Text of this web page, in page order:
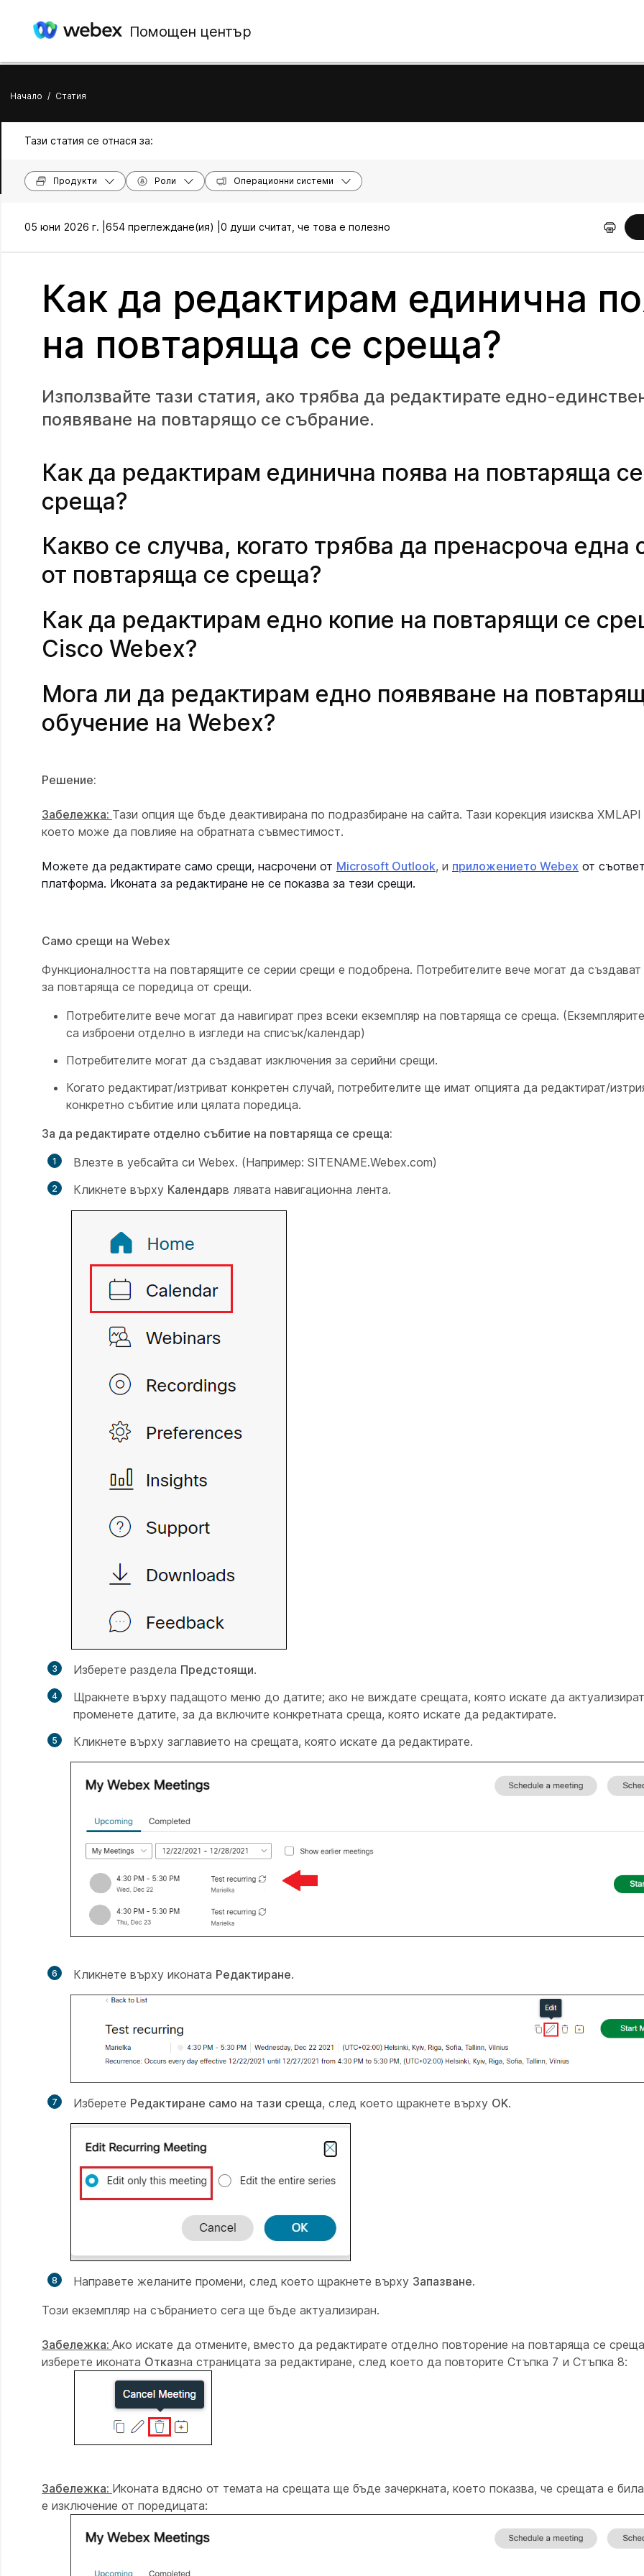
Помощен център
Начало / Статия
Тази статия се отнася за:
Продукти Роли Операционни системи
05 юни 2026 г. | 654 преглеждане(ия) | 0 души считат, че това е полезно
Как да редактирам единична
на повтаряща се среща?
Използвайте тази статия, ако трябва да редактирате едно-
появяване на повтарящо се събрание.
Как да редактирам единична поява на повтаряща се
среща?
Какво се случва, когато трябва да пренасроча една
от повтаряща се среща?
Как да редактирам едно копие на повтарящи се
Cisco Webex?
Мога ли да редактирам едно появяване на
обучение на Webex?
Решение:
Забележка: Тази опция ще бъде деактивирана по подразбиране на сайта. Тази корекция изисква
което може да повлияе на обратната съвместимост.
Можете да редактирате само срещи, насрочени от Microsoft Outlook, и приложението Webex от
платформа. Иконата за редактиране не се показва за тези срещи.
Само срещи на Webex
Функционалността на повтарящите се серии срещи е подобрена. Потребителите вече могат да създават
за повтаряща се поредица от срещи.
Потребителите вече могат да навигират през всеки екземпляр на повтаряща се среща.
са изброени отделно в изгледи на списък/календар)
Потребителите могат да създават изключения за серийни срещи.
Когато редактират/изтриват конкретен случай, потребителите ще имат опцията да редактират/
конкретно събитие или цялата поредица.
За да редактирате отделно събитие на повтаряща се среща:
Влезте в уебсайта си Webex. (Например: SITENAME.Webex.com)
Кликнете върху Календарв лявата навигационна лента.
Изберете раздела Предстоящи.
Щракнете върху падащото меню до датите; ако не виждате срещата, която искате да
променете датите, за да включите конкретната среща, която искате да редактирате.
Кликнете върху заглавието на срещата, която искате да редактирате.
Кликнете върху иконата Редактиране.
Изберете Редактиране само на тази среща, след което щракнете върху OK.
Направете желаните промени, след което щракнете върху Запазване.
Този екземпляр на събранието сега ще бъде актуализиран.
Забележка: Ако искате да отмените, вместо да редактирате отделно повторение на повтаряща се
изберете иконата Отказна страницата за редактиране, след което да повторите Стъпка 7 и Стъпка 8:
Забележка: Иконата вдясно от темата на срещата ще бъде зачеркната, което показва, че срещата е
е изключение от поредицата: